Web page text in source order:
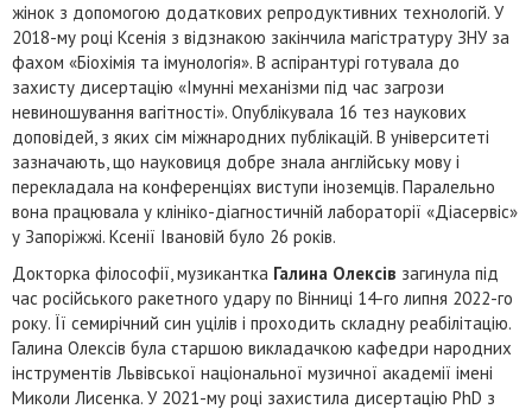
жінок з допомогою додаткових репродуктивних технологій. У
2018-му році Ксенія з відзнакою закінчила магістратуру ЗНУ за
фахом «Біохімія та імунологія». В аспірантурі готувала до
захисту дисертацію «Імунні механізми під час загрози
невиношування вагітності». Опублікувала 16 тез наукових
доповідей, з яких сім міжнародних публікацій. В університеті
зазначають, що науковиця добре знала англійську мову і
перекладала на конференціях виступи іноземців. Паралельно
вона працювала у клініко-діагностичній лабораторії «Діасервіс»
у Запоріжжі. Ксенії Івановій було 26 років.
Докторка філософії, музикантка Галина Олексів загинула під
час російського ракетного удару по Вінниці 14-го липня 2022-го
року. Її семирічний син уцілів і проходить складну реабілітацію.
Галина Олексів була старшою викладачкою кафедри народних
інструментів Львівської національної музичної академії імені
Миколи Лисенка. У 2021-му році захистила дисертацію PhD з